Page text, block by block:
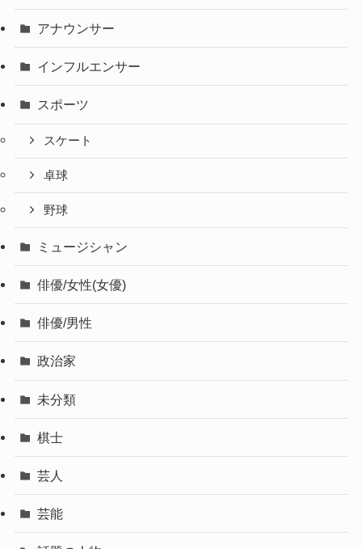
アナウンサー
インフルエンサー
スポーツ
スケート
卓球
野球
ミュージシャン
俳優/女性(女優)
俳優/男性
政治家
未分類
棋士
芸人
芸能